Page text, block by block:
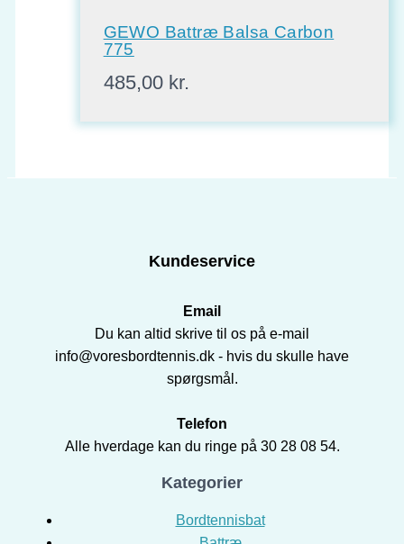
GEWO Battræ Balsa Carbon
775
485,00 kr.
Kundeservice
Email
Du kan altid skrive til os på e-mail
info@voresbordtennis.dk - hvis du skulle have
spørgsmål.
Telefon
Alle hverdage kan du ringe på 30 28 08 54.
Kategorier
Bordtennisbat